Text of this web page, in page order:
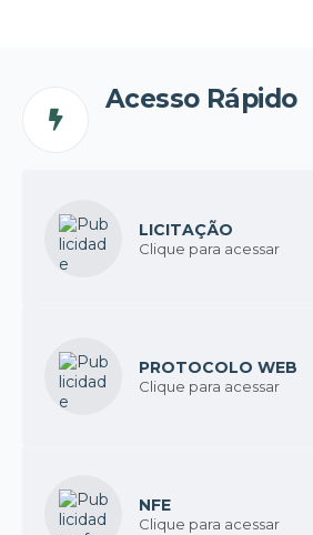
Acesso Rápido
LICITAÇÃO
Clique para acessar
PROTOCOLO WEB
Clique para acessar
NFE
Clique para acessar